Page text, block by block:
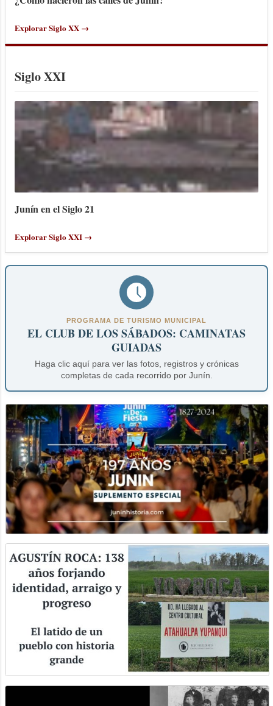
Explorar Siglo XX →
Siglo XXI
Junín en el Siglo 21
Explorar Siglo XXI →
PROGRAMA DE TURISMO MUNICIPAL
EL CLUB DE LOS SÁBADOS: CAMINATAS
GUIADAS
Haga clic aquí para ver las fotos, registros y crónicas
completas de cada recorrido por Junín.